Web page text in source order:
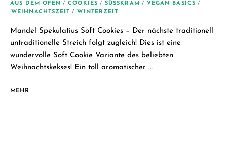
AUS DEM OFEN / COOKIES / SÜSSKRAM / VEGAN BASICS /
WEIHNACHTSZEIT
/ WINTERZEIT
Mandel Spekulatius Soft Cookies – Der nächste traditionell
untraditionelle Streich folgt zugleich! Dies ist eine
wundervolle Soft Cookie Variante des beliebten
Weihnachtskekses! Ein toll aromatischer …
MEHR